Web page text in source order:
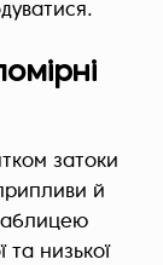
затоки
й
та низької